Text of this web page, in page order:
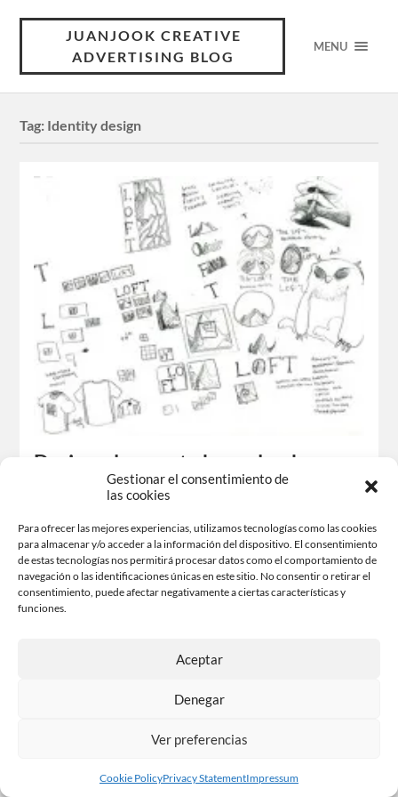
Gestionar el consentimiento de
las cookies
Para ofrecer las mejores experiencias, utilizamos tecnologías como las cookies
para almacenar y/o acceder a la información del dispositivo. El consentimiento
de estas tecnologías nos permitirá procesar datos como el comportamiento de
navegación o las identificaciones únicas en este sitio. No consentir o retirar el
consentimiento, puede afectar negativamente a ciertas características y
funciones.
Aceptar
Denegar
Ver preferencias
Cookie PolicyPrivacy StatementImpressum
JUANJOOK CREATIVE
ADVERTISING BLOG
MENU
Tag: Identity design
Design a logo as to be as dumb as a
identity that have raised our interest, surprise, passivity or
indifference…
Share-it